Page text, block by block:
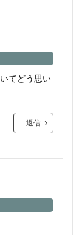
てどう思い
返信